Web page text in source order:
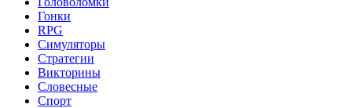
Гонки
RPG
Симуляторы
Стратегии
Викторины
Словесные
Спорт